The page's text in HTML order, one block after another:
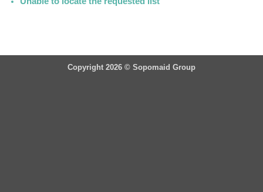
Copyright 2026 © Sopomaid Group